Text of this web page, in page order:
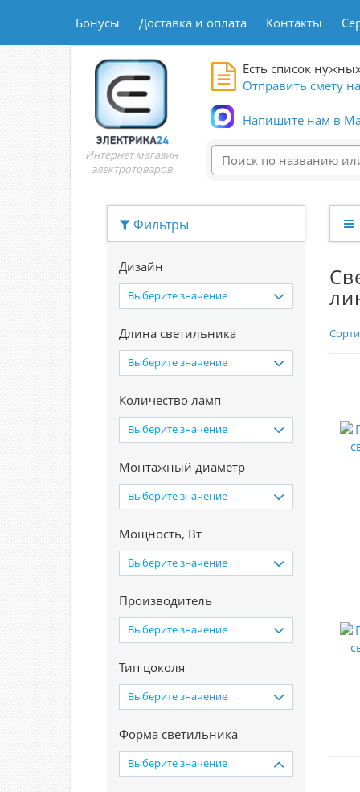
Бонусы Доставка и оплата Контакты
Интернет магазин
электротоваров
Есть список
Отправить смету
Напишите нам в
Фильтры
Дизайн
Выберите значение
Длина светильника
Выберите значение
Количество ламп
Выберите значение
Монтажный диаметр
Выберите значение
Мощность, Вт
Выберите значение
Производитель
Выберите значение
Тип цоколя
Выберите значение
Форма светильника
Выберите значение